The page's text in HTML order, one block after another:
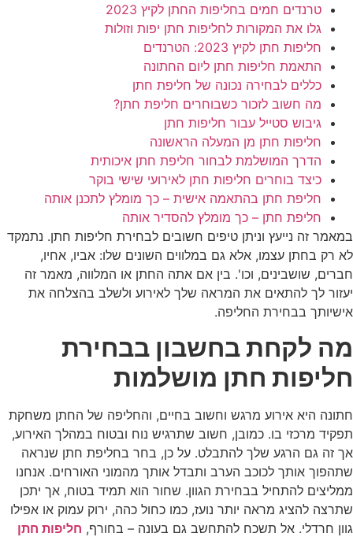
טרנדים חמים בחליפות החתן לקיץ 2023
גלו את המקורות לחליפות חתן יפות וזולות
חליפות חתן לקיץ 2023: הטרנדים
התאמת חליפות חתן ליום החתונה
כללים לבחירה נכונה של חליפת חתן
מה חשוב לזכור כשבוחרים חליפת חתן?
גיבוש סטייל עבור חליפות חתן
חליפות חתן מן המעלה הראשונה
הדרך המושלמת לבחור חליפת חתן איכותית
כיצד בוחרים חליפות חתן לאירועי שישי בוקר
חליפת חתן בהתאמה אישית – כך מומלץ לתכנן אותה
חליפת חתן – כך מומלץ להסדיר אותה
במאמר זה נייעץ וניתן טיפים חשובים לבחירת חליפות חתן. נתמקד
לא רק בחתן עצמו, אלא גם במלווים השונים שלו: אביו, אחיו,
חברים, שושבינים, וכו'. בין אם אתה החתן או המלווה, מאמר זה
יעזור לך להתאים את המראה שלך לאירוע ולשלב בהצלחה את
אישיותך בבחירת החליפה.
מה לקחת בחשבון בבחירת
חליפות חתן מושלמות
חתונה היא אירוע מרגש וחשוב בחיים, והחליפה של החתן משחקת
תפקיד מרכזי בו. כמובן, חשוב שתרגיש נוח ובטוח במהלך האירוע,
אך זה גם הרגע שלך להתבלט. על כן, בחר בחליפת חתן שנראה
שתהפוך אותך לכוכב הערב ותבדל אותך מהמוני האורחים. אנחנו
ממליצים להתחיל בבחירת הגוון. שחור הוא תמיד בטוח, אך יתכן
שתרצה להציג מראה יותר נועז, כמו כחול כהה, ירוק עמוק או אפילו
גוון חרדלי. אל תשכח להתחשב גם בעונה – בחורף, חליפות חתן